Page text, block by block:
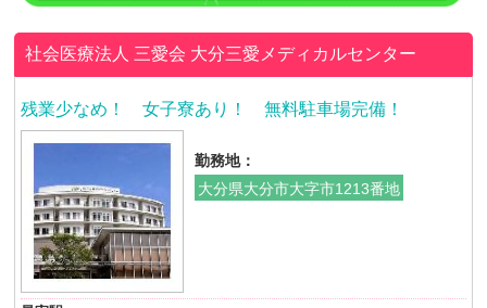
社会医療法人 三愛会 大分三愛メディカルセンター
残業少なめ！ 女子寮あり！ 無料駐車場完備！
勤務地：
大分県大分市大字市1213番地